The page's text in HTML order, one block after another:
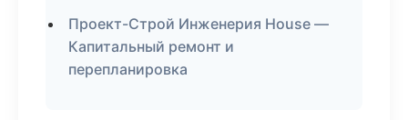
Проект-Строй Инженерия House —
Капитальный ремонт и
перепланировка